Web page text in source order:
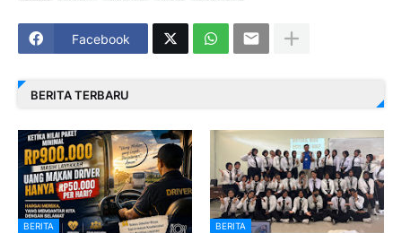
Facebook
BERITA TERBARU
BERITA BERITA